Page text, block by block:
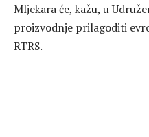
Mljekara će, kažu, u
proizvodnje prilagoditi
RTRS.